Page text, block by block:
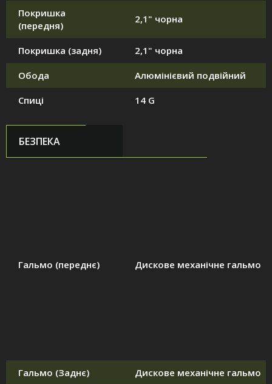
Покришка
(передня)
2,1" чорна
Покришка (задня) 2,1" чорна
Обода Алюмінієвий подвійний
Спиці 14 G
БЕЗПЕКА
Гальмо (переднє) Дискове механічне гальмо
Гальмо (Заднє) Дискове механічне гальмо